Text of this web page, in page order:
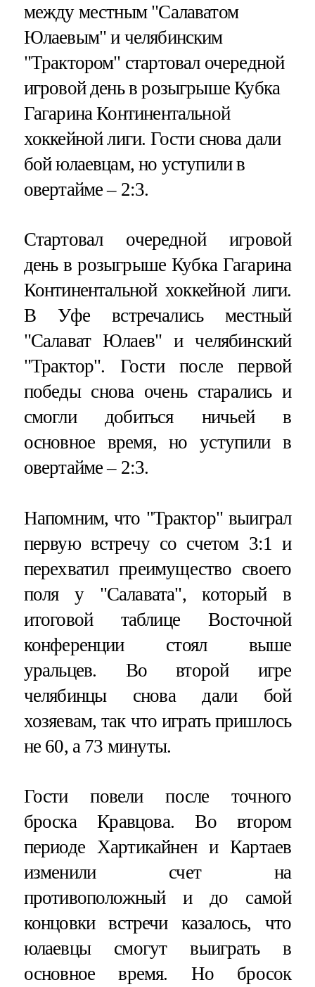
между местным "Салаватом
Юлаевым" и челябинским
"Трактором" стартовал очередной
игровой день в розыгрыше Кубка
Гагарина Континентальной
хоккейной лиги. Гости снова дали
бой юлаевцам, но уступили в
овертайме – 2:3.
Стартовал очередной игровой
день в розыгрыше Кубка Гагарина
Континентальной хоккейной лиги.
В Уфе встречались местный
"Салават Юлаев" и челябинский
"Трактор". Гости после первой
победы снова очень старались и
смогли добиться ничьей в
основное время, но уступили в
овертайме – 2:3.
Напомним, что "Трактор" выиграл
первую встречу со счетом 3:1 и
перехватил преимущество своего
поля у "Салавата", который в
итоговой таблице Восточной
конференции стоял выше
уральцев. Во второй игре
челябинцы снова дали бой
хозяевам, так что играть пришлось
не 60, а 73 минуты.
Гости повели после точного
броска Кравцова. Во втором
периоде Хартикайнен и Картаев
изменили счет на
противоположный и до самой
концовки встречи казалось, что
юлаевцы смогут выиграть в
основное время. Но бросок